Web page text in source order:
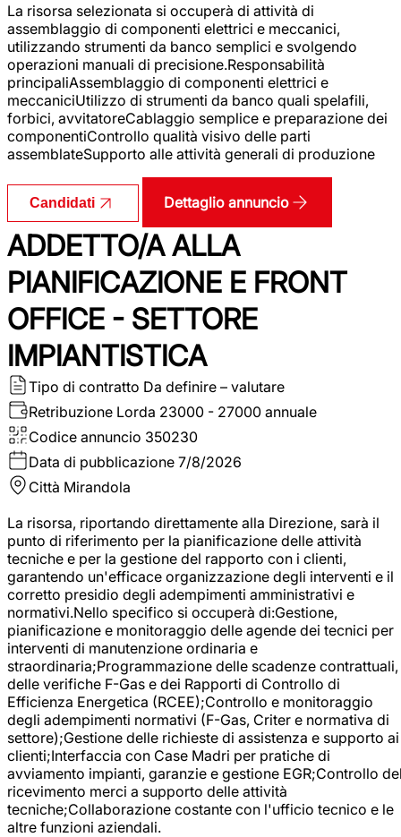
La risorsa selezionata si occuperà di attività di
assemblaggio di componenti elettrici e meccanici,
utilizzando strumenti da banco semplici e svolgendo
operazioni manuali di precisione.Responsabilità
principaliAssemblaggio di componenti elettrici e
meccaniciUtilizzo di strumenti da banco quali spelafili,
forbici, avvitatoreCablaggio semplice e preparazione dei
componentiControllo qualità visivo delle parti
assemblateSupporto alle attività generali di produzione
Candidati Dettaglio annuncio
ADDETTO/A ALLA
PIANIFICAZIONE E FRONT
OFFICE - SETTORE
IMPIANTISTICA
Tipo di contratto Da definire – valutare
Retribuzione Lorda 23000 - 27000 annuale
Codice annuncio 350230
Data di pubblicazione 7/8/2026
Città Mirandola
La risorsa, riportando direttamente alla Direzione, sarà il
punto di riferimento per la pianificazione delle attività
tecniche e per la gestione del rapporto con i clienti,
garantendo un'efficace organizzazione degli interventi e il
corretto presidio degli adempimenti amministrativi e
normativi.Nello specifico si occuperà di:Gestione,
pianificazione e monitoraggio delle agende dei tecnici per
interventi di manutenzione ordinaria e
straordinaria;Programmazione delle scadenze contrattuali,
delle verifiche F-Gas e dei Rapporti di Controllo di
Efficienza Energetica (RCEE);Controllo e monitoraggio
degli adempimenti normativi (F-Gas, Criter e normativa di
settore);Gestione delle richieste di assistenza e supporto ai
clienti;Interfaccia con Case Madri per pratiche di
avviamento impianti, garanzie e gestione EGR;Controllo
ricevimento merci a supporto delle attività
tecniche;Collaborazione costante con l'ufficio tecnico e le
altre funzioni aziendali.